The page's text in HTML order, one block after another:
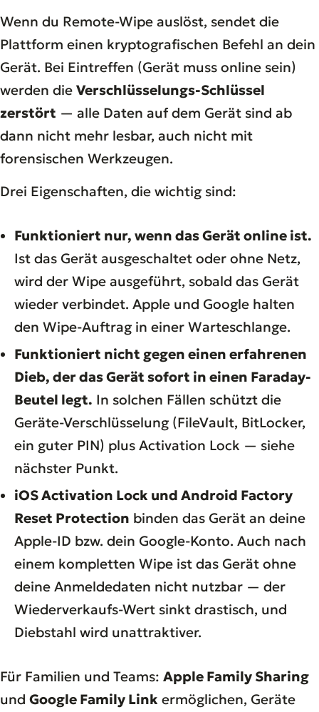
Wenn du Remote-Wipe auslöst, sendet die
Plattform einen kryptografischen Befehl an dein
Gerät. Bei Eintreffen (Gerät muss online sein)
werden die Verschlüsselungs-Schlüssel
zerstört — alle Daten auf dem Gerät sind ab
dann nicht mehr lesbar, auch nicht mit
forensischen Werkzeugen.
Drei Eigenschaften, die wichtig sind:
Funktioniert nur, wenn das Gerät online ist.
Ist das Gerät ausgeschaltet oder ohne Netz,
wird der Wipe ausgeführt, sobald das Gerät
wieder verbindet. Apple und Google halten
den Wipe-Auftrag in einer Warteschlange.
Funktioniert nicht gegen einen erfahrenen
Dieb, der das Gerät sofort in einen Faraday-
Beutel legt. In solchen Fällen schützt die
Geräte-Verschlüsselung (FileVault, BitLocker,
ein guter PIN) plus Activation Lock — siehe
nächster Punkt.
iOS Activation Lock und Android Factory
Reset Protection binden das Gerät an deine
Apple-ID bzw. dein Google-Konto. Auch nach
einem kompletten Wipe ist das Gerät ohne
deine Anmeldedaten nicht nutzbar — der
Wiederverkaufs-Wert sinkt drastisch, und
Diebstahl wird unattraktiver.
Für Familien und Teams: Apple Family Sharing
und Google Family Link ermöglichen, Geräte